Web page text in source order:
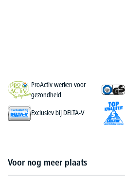
ProActiv werken voor
gezondheid
Exclusiev bij DELTA-V
Voor nog meer plaats